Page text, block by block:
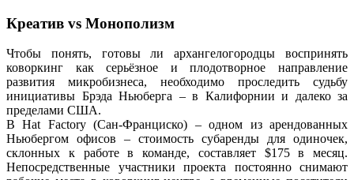
Креатив vs Монополизм
Чтобы понять, готовы ли архангелогородцы воспринять
коворкинг как серьёзное и плодотворное направление
развития микробизнеса, необходимо проследить судьбу
инициативы Брэда Ньюберга – в Калифорнии и далеко за
пределами США.
В Hat Factory (Сан-Франциско) – одном из арендованных
Ньюбергом офисов – стоимость субаренды для одиночек,
склонных к работе в команде, составляет $175 в месяц.
Непосредственные участники проекта постоянно снимают